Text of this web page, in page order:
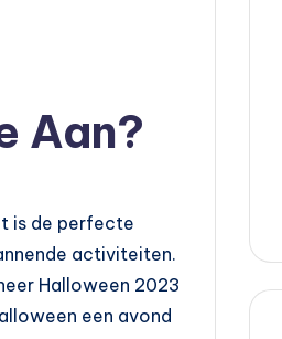
Aan?
is de perfecte
activiteiten.
Halloween 2023
een avond